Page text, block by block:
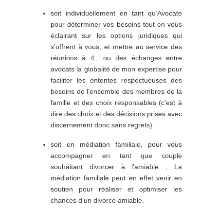
soit individuellement en tant qu’Avocate
pour déterminer vos besoins tout en vous
éclairant sur les options juridiques qui
s’offrent à vous, et mettre au service des
réunions à 4 ou des échanges entre
avocats la globalité de mon expertise pour
faciliter les ententes respectueuses des
besoins de l’ensemble des membres de la
famille et des choix responsables (c’est à
dire des choix et des décisions prises avec
discernement donc sans regrets).
soit en médiation familiale, pour vous
accompagner en tant que couple
souhaitant divorcer à l’amiable ; La
médiation familiale peut en effet venir en
soutien pour réaliser et optimiser les
chances d’un divorce amiable.